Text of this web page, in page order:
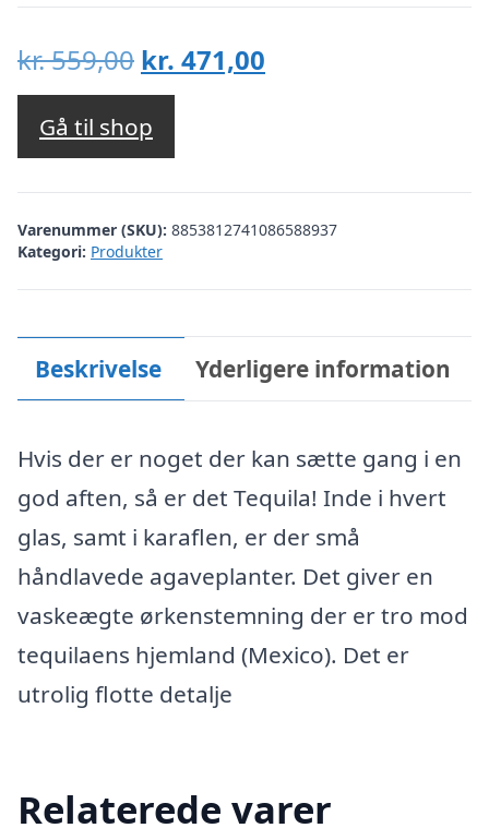
kr.559,00 Den
oprindelige
pris
var:
kr. 559,00.
kr. 471,00
kr. 471,00.
Gå til shop
Varenummer (SKU): 8853812741086588937
Kategori: Produkter
Beskrivelse Yderligere information
Hvis der er noget der kan sætte gang i en
god aften, så er det Tequila! Inde i hvert
glas, samt i karaflen, er der små
håndlavede agaveplanter. Det giver en
vaskeægte ørkenstemning der er tro mod
tequilaens hjemland (Mexico). Det er
utrolig flotte detalje
Relaterede varer